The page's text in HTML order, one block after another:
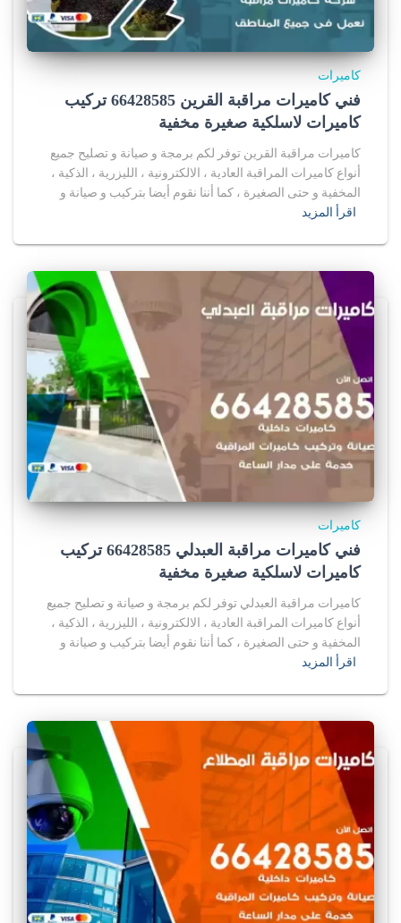
كاميرات
فني كاميرات مراقبة القرين 66428585 تركيب
كاميرات لاسلكية صغيرة مخفية
كاميرات مراقبة القرين توفر لكم برمجة و صيانة و تصليح جميع
أنواع كاميرات المراقبة العادية ، الالكترونية ، الليزرية ، الذكية ،
المخفية و حتى الصغيرة ، كما أننا نقوم أيضا بتركيب و صيانة و
اقرأ المزيد
كاميرات
فني كاميرات مراقبة العبدلي 66428585 تركيب
كاميرات لاسلكية صغيرة مخفية
كاميرات مراقبة العبدلي توفر لكم برمجة و صيانة و تصليح جميع
أنواع كاميرات المراقبة العادية ، الالكترونية ، الليزرية ، الذكية ،
المخفية و حتى الصغيرة ، كما أننا نقوم أيضا بتركيب و صيانة و
اقرأ المزيد